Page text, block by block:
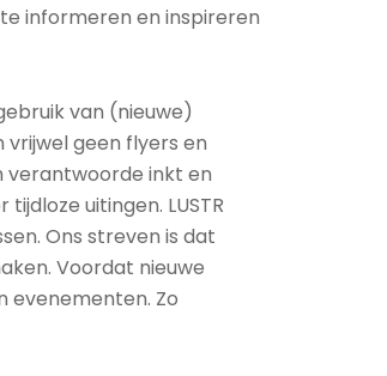
informeren en inspireren
van (nieuwe)
vrijwel geen flyers en
verantwoorde inkt en
uitingen. LUSTR
Ons streven is dat
Voordat nieuwe
evenementen. Zo